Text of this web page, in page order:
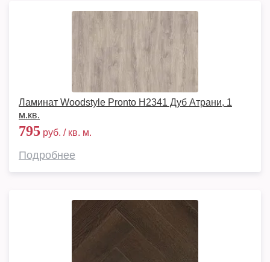
Ламинат Woodstyle Pronto H2341 Дуб Атрани, 1
м.кв.
795 руб. / кв. м.
Подробнее